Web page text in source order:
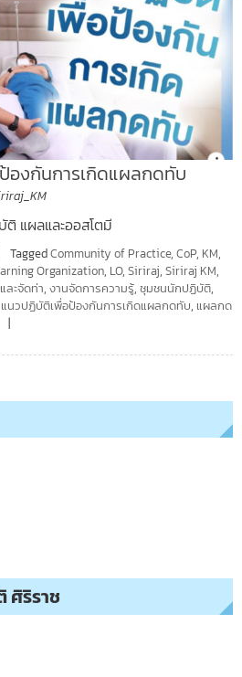
องกันการเกิดแผลกดทับ
แผลและออสโตมี
TaggedCommunity of Practice, CoP, KM,
Organization, LO, Siriraj, Siriraj KM,
ะจัดท่า, งานจัดการความรู้, ชุมชนนักปฏิบัติ,
แนวปฏิบัติเพื่อป้องกันการเกิดแผลกดทับ, แผลกด
ริราช